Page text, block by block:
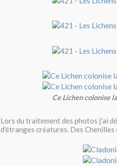
Ce Lichen colonise
Lors du traitement des photos j'ai
d'étranges créatures. Des Chenilles